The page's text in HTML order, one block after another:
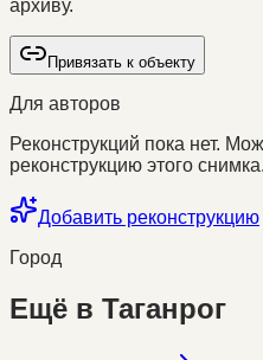
архиву.
Привязать к объекту
Для авторов
Реконструкций пока нет.
реконструкцию этого снимка.
Добавить реконструкцию
Город
Ещё в Таганрог